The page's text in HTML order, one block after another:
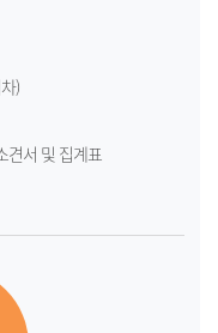
)
견서 및 집계표